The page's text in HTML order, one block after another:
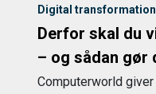
Digital transformation
Derfor skal du
– og sådan gør
Computerworld